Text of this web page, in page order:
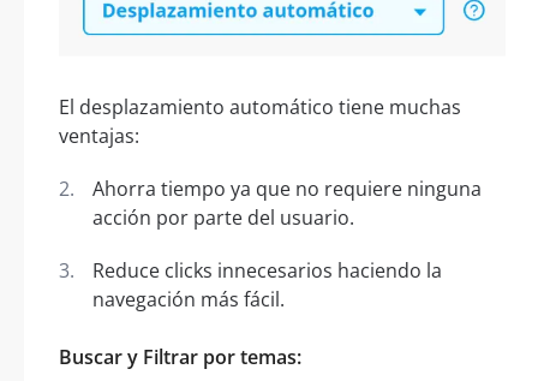
El desplazamiento automático tiene muchas
ventajas:
Ahorra tiempo ya que no requiere ninguna
acción por parte del usuario.
Reduce clicks innecesarios haciendo la
navegación más fácil.
Buscar y Filtrar por temas: